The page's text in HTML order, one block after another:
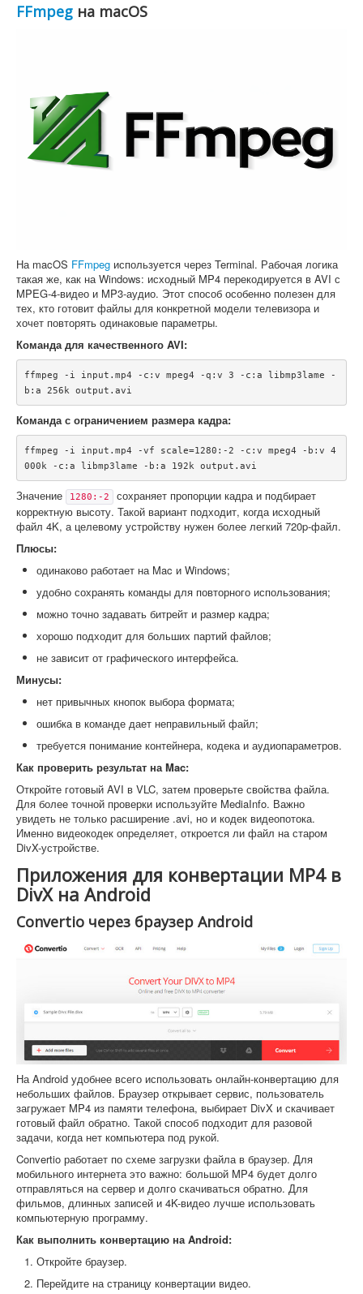
FFmpeg на macOS
На macOS FFmpeg используется через Terminal. Рабочая логика
такая же, как на Windows: исходный MP4 перекодируется в AVI с
MPEG-4-видео и MP3-аудио. Этот способ особенно полезен для
тех, кто готовит файлы для конкретной модели телевизора и
хочет повторять одинаковые параметры.
Команда для качественного AVI:
ffmpeg -i input.mp4 -c:v mpeg4 -q:v 3 -c:a libmp3lame -
Команда с ограничением размера кадра:
ffmpeg -i input.mp4 -vf scale=1280:-2 -c:v mpeg4 -b:v 4
Значение 1280:-2
сохраняет пропорции кадра и подбирает
корректную высоту. Такой вариант подходит, когда исходный
файл 4K, а целевому устройству нужен более легкий 720p-файл.
Плюсы:
одинаково работает на Mac и Windows;
удобно сохранять команды для повторного использования;
можно точно задавать битрейт и размер кадра;
хорошо подходит для больших партий файлов;
не зависит от графического интерфейса.
Минусы:
нет привычных кнопок выбора формата;
ошибка в команде дает неправильный файл;
требуется понимание контейнера, кодека и аудиопараметров.
Как проверить результат на Mac:
Откройте готовый AVI в VLC, затем проверьте свойства файла.
Для более точной проверки используйте MediaInfo. Важно
увидеть не только расширение .avi, но и кодек видеопотока.
Именно видеокодек определяет, откроется ли файл на старом
DivX-устройстве.
Приложения для конвертации MP4 в
DivX на Android
Convertio через браузер Android
На Android удобнее всего использовать онлайн-конвертацию для
небольших файлов. Браузер открывает сервис, пользователь
загружает MP4 из памяти телефона, выбирает DivX и скачивает
готовый файл обратно. Такой способ подходит для разовой
задачи, когда нет компьютера под рукой.
Convertio работает по схеме загрузки файла в браузер. Для
мобильного интернета это важно: большой MP4 будет долго
отправляться на сервер и долго скачиваться обратно. Для
фильмов, длинных записей и 4K-видео лучше использовать
компьютерную программу.
Как выполнить конвертацию на Android:
Откройте браузер.
Перейдите на страницу конвертации видео.